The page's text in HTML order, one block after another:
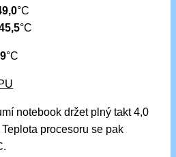
°C
°C
°C
notebook držet plný takt 4,0
procesoru se pak